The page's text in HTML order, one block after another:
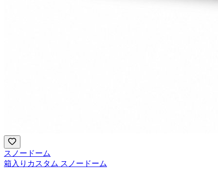
スノードーム
箱入りカスタム スノードーム